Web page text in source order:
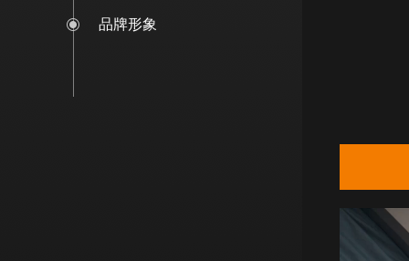
品牌形象